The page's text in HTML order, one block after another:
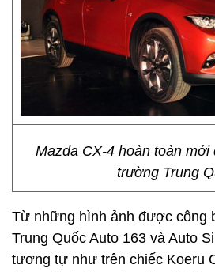
Mazda CX-4 hoàn toàn mới
trường Trung
Từ những hình ảnh được công
Trung Quốc Auto 163 và Auto
tương tự như trên chiếc Koeru